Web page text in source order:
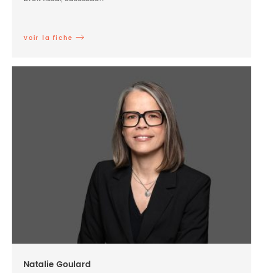
Voir la fiche
Natalie Goulard